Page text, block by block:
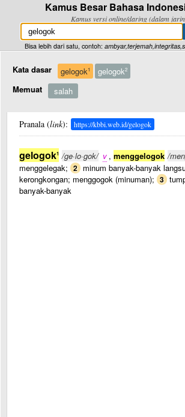
Kamus Besar Bahasa
Kamus versi online/daring (dalam
Bisa lebih dari satu, contoh:
Kata dasar gelogok1 gelogok2
Memuat salah
Pranala (link): https://kbbi.web.id/gelogok
gelogok1 /ge·lo·gok/ v , menggelogok /
menggelegak; 2 minum banyak-banyak
kerongkongan; menggogok (minuman); 3
banyak-banyak